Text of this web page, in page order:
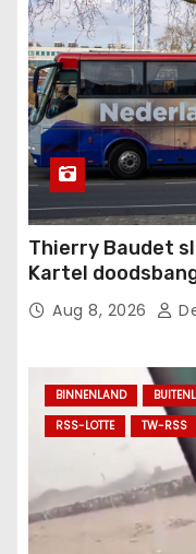
Thierry Baudet
Kartel
school.
Aug 8, 2026
BINNENLAND
RSS-LOTTE
TW-RSS